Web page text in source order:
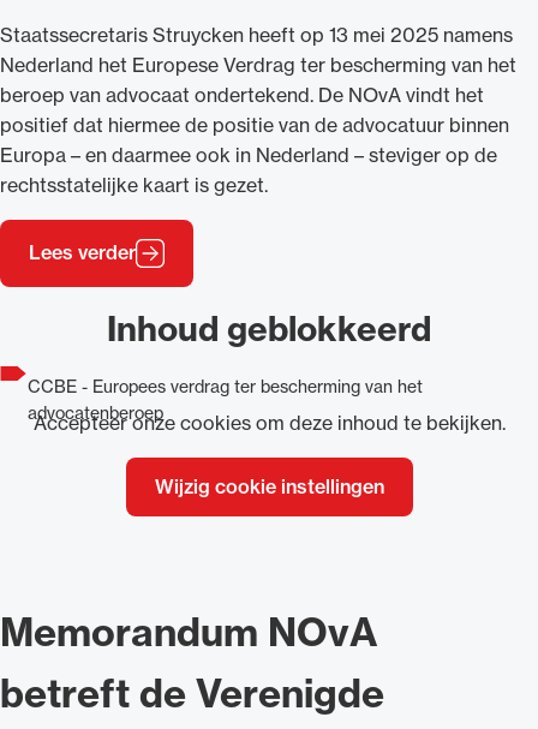
Staatssecretaris Struycken heeft op 13 mei 2025 namens
Nederland het Europese Verdrag ter bescherming van het
beroep van advocaat ondertekend. De NOvA vindt het
positief dat hiermee de positie van de advocatuur binnen
Europa – en daarmee ook in Nederland – steviger op de
rechtsstatelijke kaart is gezet.
Lees verder
Inhoud geblokkeerd
Accepteer onze cookies om deze inhoud te bekijken.
Wijzig cookie instellingen
CCBE - Europees verdrag ter bescherming van het
advocatenberoep
Memorandum NOvA
betreft de Verenigde